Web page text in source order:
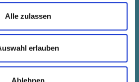
Alle zulassen
erlauben
Ablehnen
2 3 4 5 ... 14